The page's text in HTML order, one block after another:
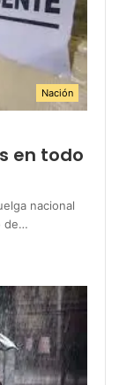
Nación
en todo
nacional
de…